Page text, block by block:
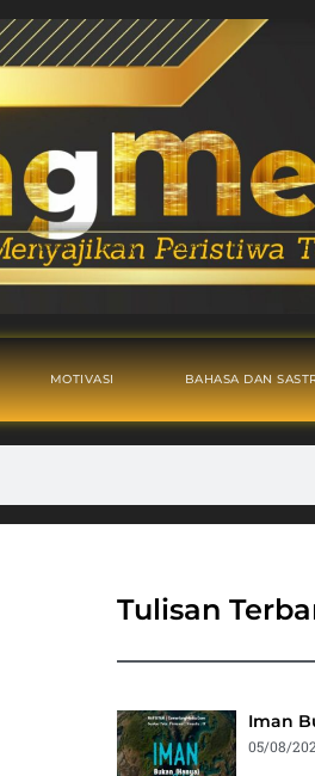
MOTIVASI BAHASA DAN
Tulisan
Iman
05/08/